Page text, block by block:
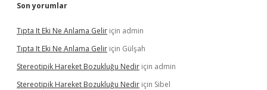
Son yorumlar
Tıpta It Eki Ne Anlama Gelir için admin
Tıpta It Eki Ne Anlama Gelir için Gülşah
Stereotipik Hareket Bozukluğu Nedir için admin
Stereotipik Hareket Bozukluğu Nedir için Sibel